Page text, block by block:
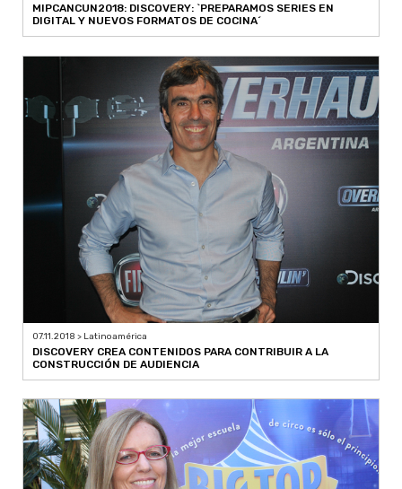
MIPCANCUN2018: DISCOVERY: `PREPARAMOS SERIES EN
DIGITAL Y NUEVOS FORMATOS DE COCINA´
07.11.2018 > Latinoamérica
DISCOVERY CREA CONTENIDOS PARA CONTRIBUIR A LA
CONSTRUCCIÓN DE AUDIENCIA